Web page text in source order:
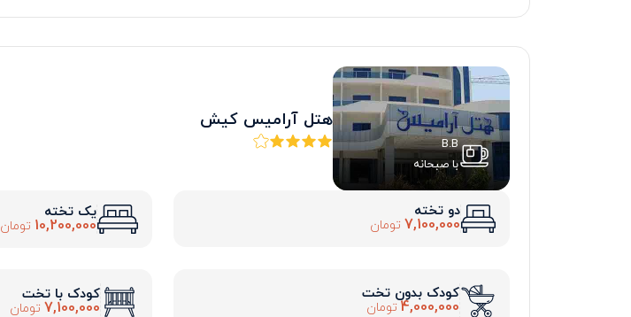
B.B
با صبحانه
هتل آرامیس کیش
دو تخته
7,100,000 تومان
یک تخته
10,200,000 تومان
کودک بدون تخت
4,000,000 تومان
کودک با تخت
7,100,000 تومان